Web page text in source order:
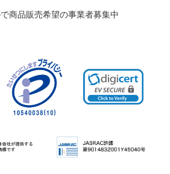
商品販売希望の事業者募集中